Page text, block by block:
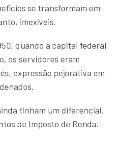
se transformam em
imexíveis.
quando a capital federal
os servidores eram
expressão pejorativa em
tinham um diferencial.
de Imposto de Renda.